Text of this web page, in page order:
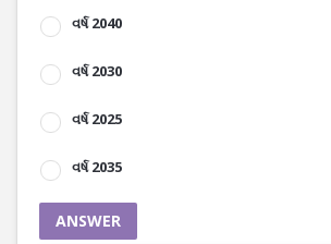
વર્ષ 2040
વર્ષ 2030
વર્ષ 2025
વર્ષ 2035
ANSWER